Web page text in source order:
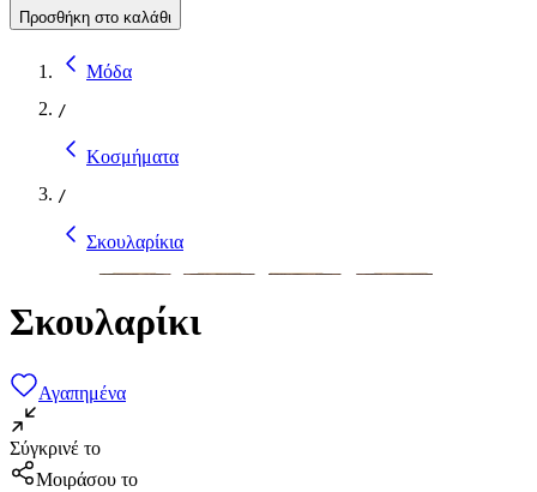
Προσθήκη στο καλάθι
Μόδα
/
Κοσμήματα
/
Σκουλαρίκια
Σκουλαρίκι
Αγαπημένα
Σύγκρινέ το
Μοιράσου το